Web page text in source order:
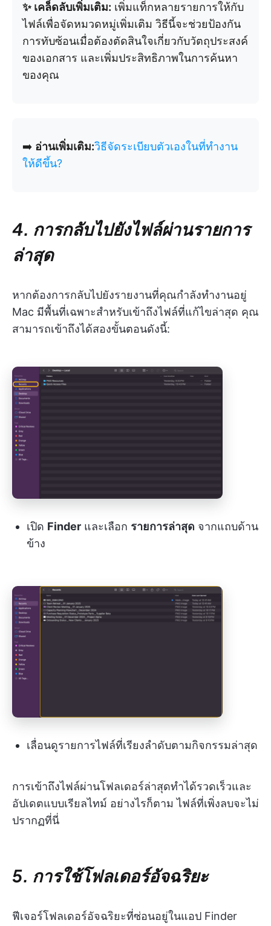
✨ เคล็ดลับเพิ่มเติม: เพิ่มแท็กหลายรายการให้กับ
ไฟล์เพื่อจัดหมวดหมู่เพิ่มเติม วิธีนี้จะช่วยป้องกัน
การทับซ้อนเมื่อต้องตัดสินใจเกี่ยวกับวัตถุประสงค์
ของเอกสาร และเพิ่มประสิทธิภาพในการค้นหา
ของคุณ
➡️ อ่านเพิ่มเติม:วิธีจัดระเบียบตัวเองในที่ทำงาน
ให้ดีขึ้น?
4. การกลับไปยังไฟล์ผ่านรายการ
ล่าสุด
หากต้องการกลับไปยังรายงานที่คุณกำลังทำงานอยู่
Mac มีพื้นที่เฉพาะสำหรับเข้าถึงไฟล์ที่แก้ไขล่าสุด คุณ
สามารถเข้าถึงได้สองขั้นตอนดังนี้:
เปิด Finder และเลือก รายการล่าสุด จากแถบด้าน
ข้าง
เลื่อนดูรายการไฟล์ที่เรียงลำดับตามกิจกรรมล่าสุด
การเข้าถึงไฟล์ผ่านโฟลเดอร์ล่าสุดทำได้รวดเร็วและ
อัปเดตแบบเรียลไทม์ อย่างไรก็ตาม ไฟล์ที่เพิ่งลบจะไม่
ปรากฏที่นี่
5. การใช้โฟลเดอร์อัจฉริยะ
ฟีเจอร์โฟลเดอร์อัจฉริยะที่ซ่อนอยู่ในแอป Finder